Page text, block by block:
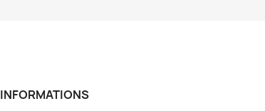
INFORMATIONS